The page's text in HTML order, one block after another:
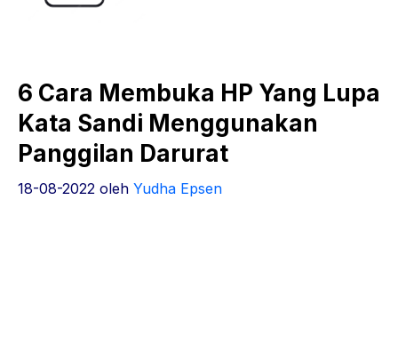
6 Cara Membuka HP Yang Lupa
Kata Sandi Menggunakan
Panggilan Darurat
18-08-2022 oleh Yudha Epsen